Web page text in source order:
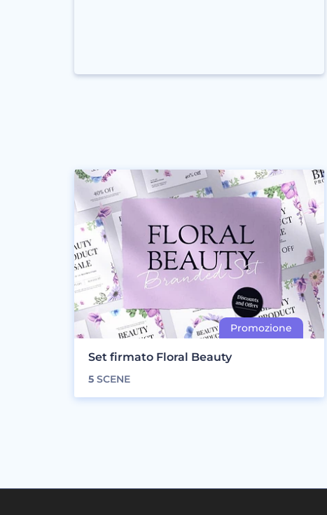
Set firmato Floral Beauty
5 SCENE